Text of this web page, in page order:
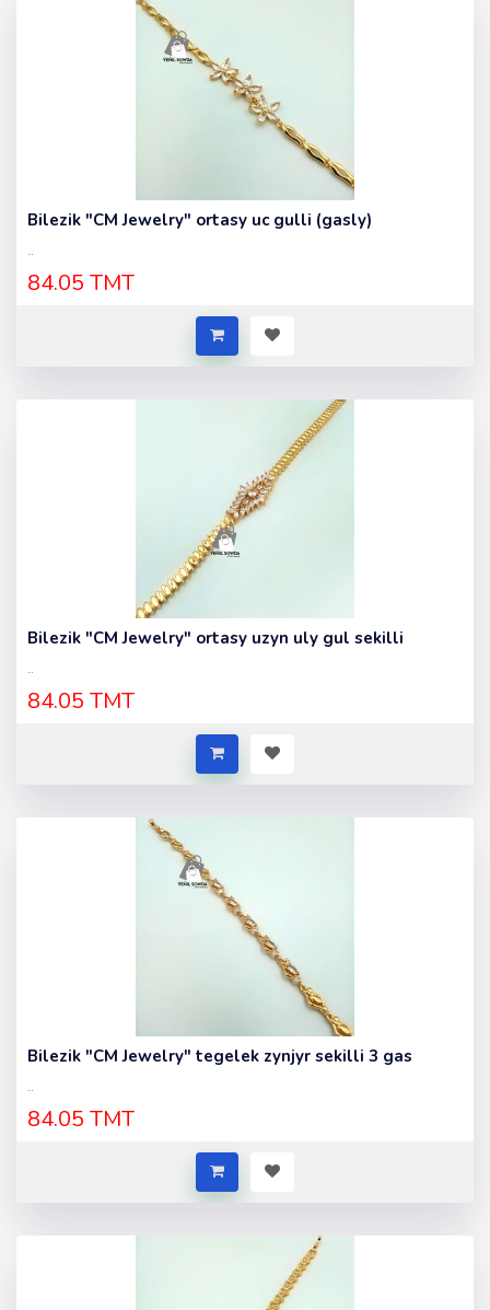
Bilezik "CM Jewelry" ortasy uc gulli (gasly)
..
84.05 TMT
Bilezik "CM Jewelry" ortasy uzyn uly gul sekilli
..
84.05 TMT
Bilezik "CM Jewelry" tegelek zynjyr sekilli 3 gas
..
84.05 TMT